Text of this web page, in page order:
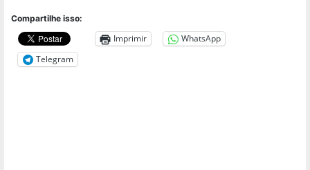
Compartilhe isso:
Imprimir
WhatsApp
Telegram